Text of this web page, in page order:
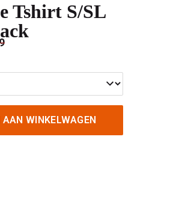
Tshirt S/SL
AAN WINKELWAGEN